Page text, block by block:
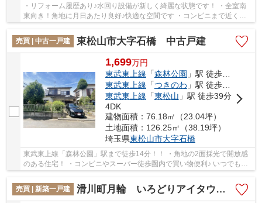
・リフォーム履歴あり♪水回り設備が新しく綺麗な状態です！ ・全室南
東向き！角地に月日あたり良好♪快適な空間です ・コンビニまで近くち
ょっとしたお買い物にも便利ですね♪ いつでも...
売買 | 中古一戸建
東松山市大字石橋 中古戸建
1,699万円
東武東上線 「森林公園 」駅 徒歩14分
東武東上線 「つきのわ 」駅 徒歩35分
東武東上線 「東松山 」駅 徒歩39分
4DK
建物面積：76.18㎡（23.04坪）
土地面積：126.25㎡（38.19坪）
埼玉県東松山市大字石橋
東武東上線「森林公園」駅まで徒歩14分！！ ・角地の2面採光で開放感
のある住宅！ ・コンビニやスーパー徒歩圏内で買い物便利♪ いつでもお
気軽にお声がけください♪ 駅からの送迎が必...
売買 | 新築一戸建
滑川町月輪 いろどりアイタウン 25-P1 新築戸建 全1棟 1号棟